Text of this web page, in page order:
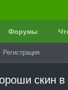
Форумы
Регистрация
скин